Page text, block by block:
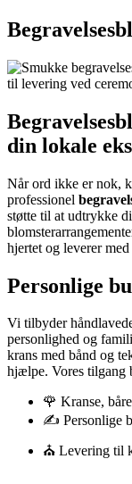
din lokale
Når ord ikke er nok,
professionel
støtte til at udtrykke
hjertet og leverer med
Personlige
Vi tilbyder
personlighed og
krans med bånd og
hjælpe. Vores tilgang
🌹 Kranse,
✍️ Personlige
⛪ Levering til